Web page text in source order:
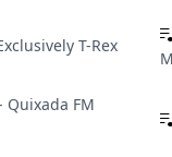
T-Rex
Quixada FM